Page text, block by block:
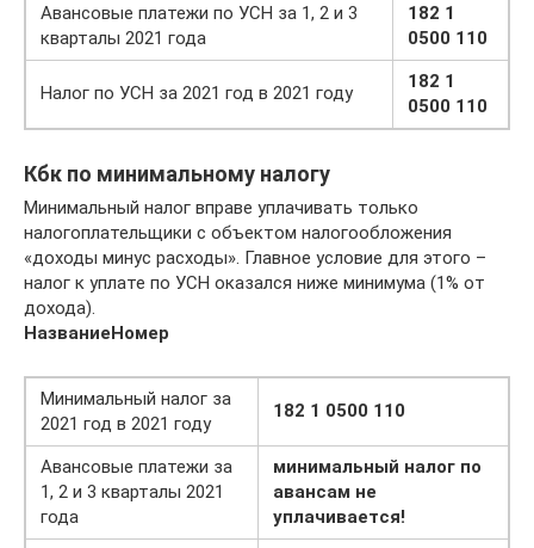
Авансовые платежи по УСН за 1, 2 и 3
кварталы 2021 года
182 1
0500 110
Налог по УСН за 2021 год в 2021 году
182 1
0500 110
Кбк по минимальному налогу
Минимальный налог вправе уплачивать только
налогоплательщики с объектом налогообложения
«доходы минус расходы». Главное условие для этого –
налог к уплате по УСН оказался ниже минимума (1% от
дохода).
НазваниеНомер
Минимальный налог за
2021 год в 2021 году
182 1 0500 110
Авансовые платежи за
1, 2 и 3 кварталы 2021
года
минимальный налог по
авансам не
уплачивается!